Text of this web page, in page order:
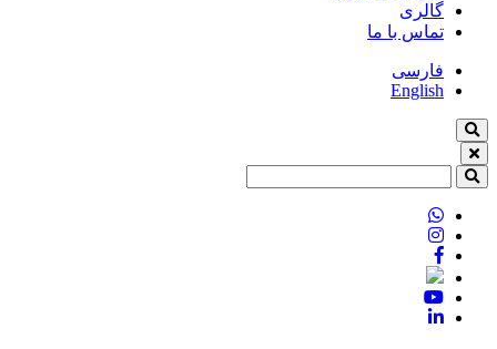
گالری
تماس با ما
فارسی
English